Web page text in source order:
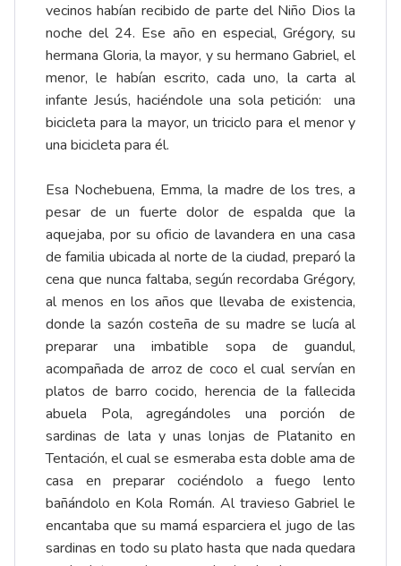
vecinos habían recibido de parte del Niño Dios la
noche del 24. Ese año en especial, Grégory, su
hermana Gloria, la mayor, y su hermano Gabriel, el
menor, le habían escrito, cada uno, la carta al
infante Jesús, haciéndole una sola petición: una
bicicleta para la mayor, un triciclo para el menor y
una bicicleta para él.
Esa Nochebuena, Emma, la madre de los tres, a
pesar de un fuerte dolor de espalda que la
aquejaba, por su oficio de lavandera en una casa
de familia ubicada al norte de la ciudad, preparó la
cena que nunca faltaba, según recordaba Grégory,
al menos en los años que llevaba de existencia,
donde la sazón costeña de su madre se lucía al
preparar una imbatible sopa de guandul,
acompañada de arroz de coco el cual servían en
platos de barro cocido, herencia de la fallecida
abuela Pola, agregándoles una porción de
sardinas de lata y unas lonjas de Platanito en
Tentación, el cual se esmeraba esta doble ama de
casa en preparar cociéndolo a fuego lento
bañándolo en Kola Román. Al travieso Gabriel le
encantaba que su mamá esparciera el jugo de las
sardinas en todo su plato hasta que nada quedara